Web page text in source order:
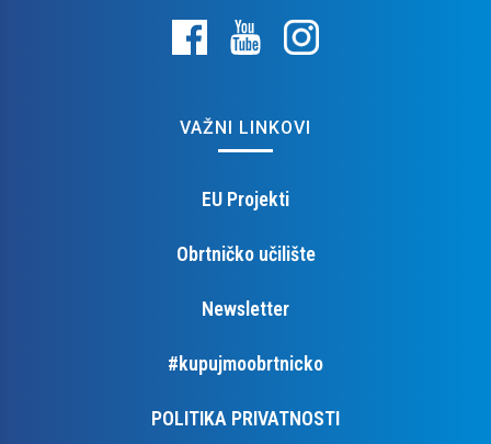
VAŽNI LINKOVI
EU Projekti
Obrtničko učilište
Newsletter
#kupujmoobrtnicko
POLITIKA PRIVATNOSTI